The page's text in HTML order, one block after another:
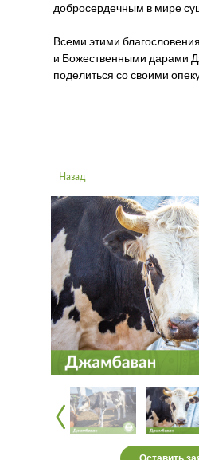
добросердечным в мире
Всеми этими
и Божественными дарами
поделиться со своими
Назад
‹
‹